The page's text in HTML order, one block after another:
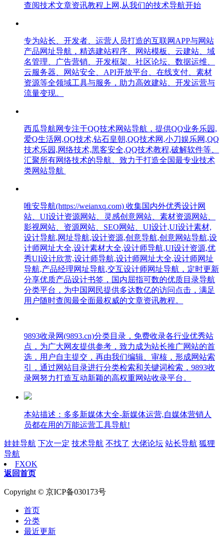
查阅技术文章资讯教程上网,从我们的技术导航开始
专为站长、开发者、运营人员打造的互联网APP与网站
产品网址导航，精选建站程序、网站模板、云建站、域
名管理、广告营销、开发框架、社区论坛、数据运维、
云服务器、网站安全、API开放平台、在线支付、素材
资源等全领域工具与服务，助力高效建站、开发运营与
流量变现。
西瓜导航网专注于QQ技术网站导航，提供QQ业务乐园,
爱Q生活网,QQ技术,钻石皇朝,QQ技术网,小刀娱乐网,QQ
技术乐园,网络技术,黑客安全,QQ技术教程,破解软件等、
汇聚所有网络技术的导航、致力于打造全国最专业技术
类网站导航
唯安导航(https://weianxq.com) 收集国内外优秀设计网
站、UI设计资源网站、灵感创意网站、素材资源网站、
影视网站、资源网站、SEO网站、UI设计,UI设计素材,
设计导航,网址导航,设计资源,创意导航,创意网站导航,设
计师网址大全,设计素材大全,设计师导航,UI设计资源,优
秀UI设计欣赏,设计师导航,设计师网址大全,设计师网址
导航,产品经理网址导航,交互设计师网址导航，定时更新
分享优质产品设计书签，国内屈指可数的优质目录导航
分类平台，为中国网民提供多达数亿的访问点击，满足
用户随时查阅最全面最权威的文章资讯教程。
9893收录网(9893.cn)分类目录，免费收录各行业优秀站
点，为广大网友提供参考，致力成为站长推广网站的首
选，用户自主提交，再由我们编辑、审核，形成网站索
引，通过网站目录进行分类检索和关键词检索，9893收
录网努力打造互动新颖的高权重网站收录平台。
本站描述：多多新媒体大全-新媒体运营,自媒体营销人
员都在用的万能运营工具导航!
娃娃导航 下次一定 技术导航 不找了 大佬论坛 站长导航 狐狸
导航
FXOK
返回首页
Copyright © 京ICP备030173号
首页
分类
最近更新